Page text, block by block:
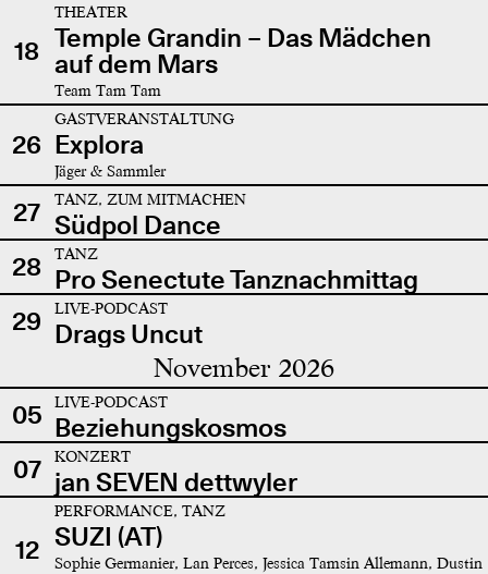
18
THEATER
Temple Grandin – Das Mädchen
auf dem Mars
Team Tam Tam
26
GASTVERANSTALTUNG
Explora
Jäger & Sammler
27 TANZ, ZUM MITMACHEN
Südpol Dance
28
TANZ
Pro Senectute Tanznachmittag
29
LIVE-PODCAST
Drags Uncut
November 2026
05 LIVE-PODCAST
Beziehungskosmos
07
KONZERT
jan SEVEN dettwyler
12
PERFORMANCE, TANZ
SUZI (AT)
Sophie Germanier, Lan Perces, Jessica Tamsin Allemann, Dustin